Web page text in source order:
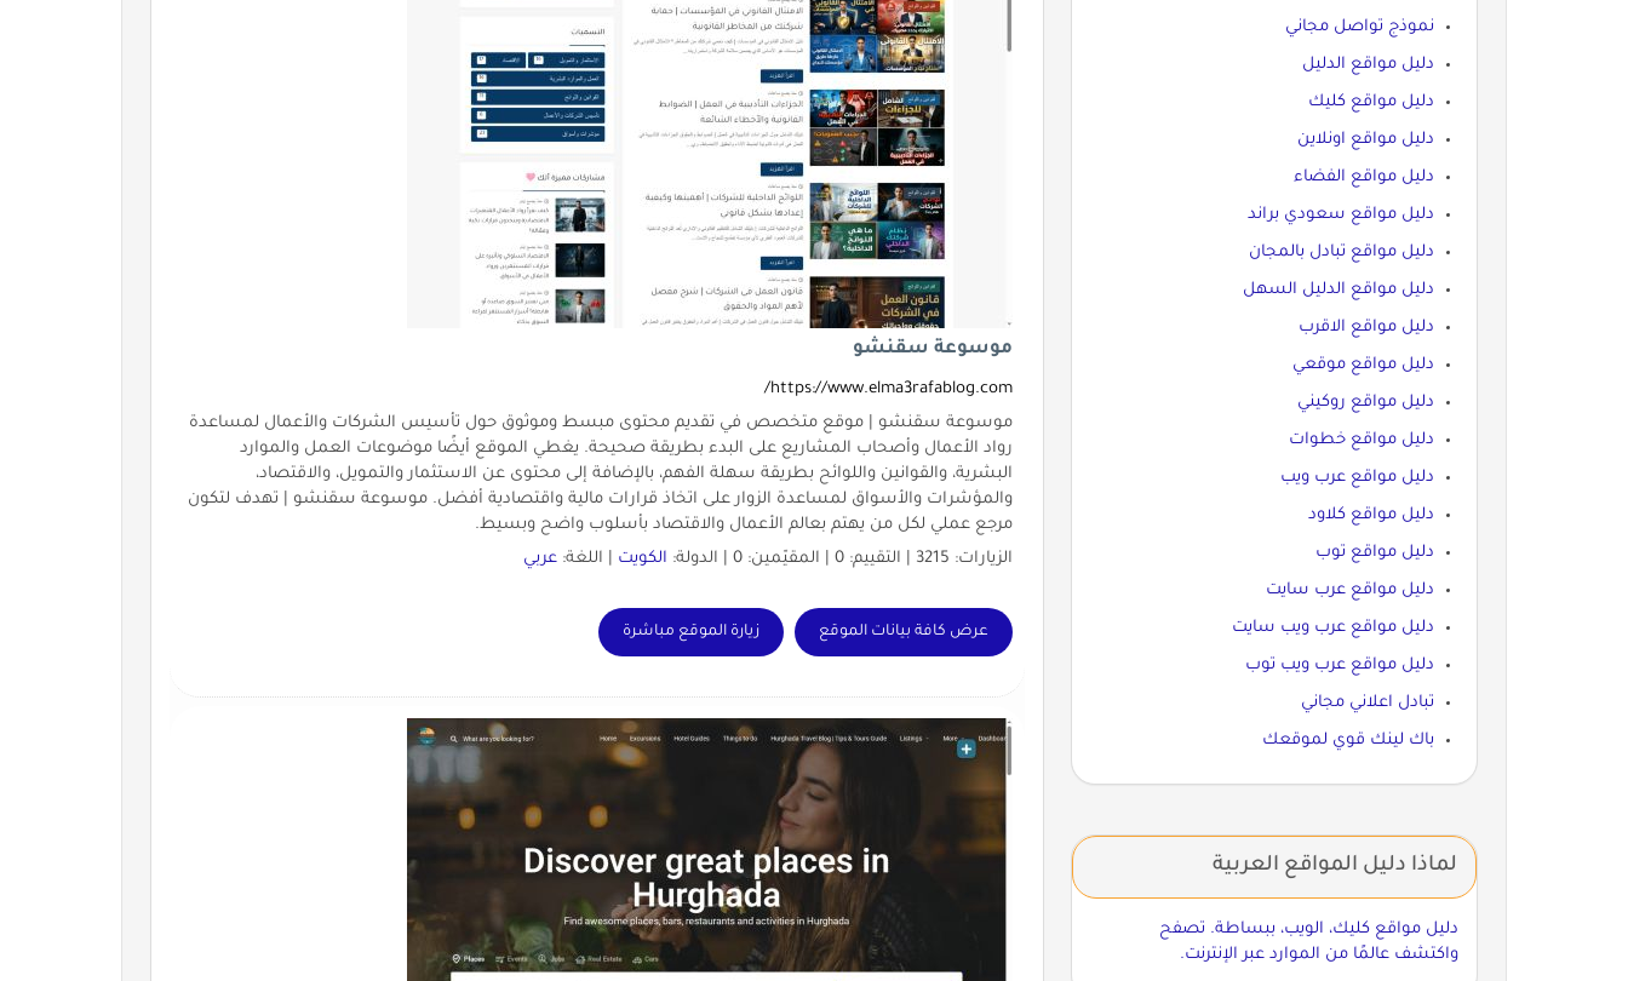
موسوعة سقنشو
https://www.elma3rafablog.com/
موسوعة سقنشو | موقع متخصص في تقديم محتوى مبسط وموثوق حول تأسيس الشركات والأعمال لمساعدة
رواد الأعمال وأصحاب المشاريع على البدء بطريقة صحيحة. يغطي الموقع أيضًا موضوعات العمل والموارد
البشرية، والقوانين واللوائح بطريقة سهلة الفهم، بالإضافة إلى محتوى عن الاستثمار والتمويل، والاقتصاد،
والمؤشرات والأسواق لمساعدة الزوار على اتخاذ قرارات مالية واقتصادية أفضل. موسوعة سقنشو | تهدف لتكون
مرجع عملي لكل من يهتم بعالم الأعمال والاقتصاد بأسلوب واضح وبسيط.
الزيارات: 3215 | التقييم: 0 | المقيّمين: 0 | الدولة:
الكويت | اللغة: عربي
عرض كافة بيانات الموقع زيارة الموقع مباشرة
نموذج تواصل مجاني
دليل مواقع الدليل
دليل مواقع كليك
دليل مواقع اونلاين
دليل مواقع الفضاء
دليل مواقع سعودي براند
دليل مواقع تبادل بالمجان
دليل مواقع الدليل السهل
دليل مواقع الاقرب
دليل مواقع موقعي
دليل مواقع روكيني
دليل مواقع خطوات
دليل مواقع عرب ويب
دليل مواقع كلاود
دليل مواقع توب
دليل مواقع عرب سايت
دليل مواقع عرب ويب سايت
دليل مواقع عرب ويب توب
تبادل اعلاني مجاني
باك لينك قوي لموقعك
لماذا دليل المواقع العربية
دليل مواقع كليك، الويب، ببساطة. تصفح
واكتشف عالمًا من الموارد عبر الإنترنت.